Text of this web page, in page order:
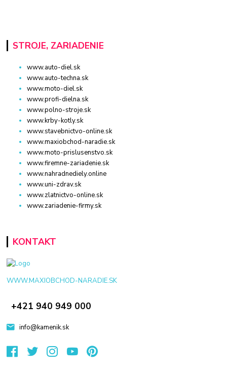
STROJE, ZARIADENIE
www.auto-diel.sk
www.auto-techna.sk
www.moto-diel.sk
www.profi-dielna.sk
www.polno-stroje.sk
www.krby-kotly.sk
www.stavebnictvo-online.sk
www.maxiobchod-naradie.sk
www.moto-prislusenstvo.sk
www.firemne-zariadenie.sk
www.nahradnediely.online
www.uni-zdrav.sk
www.zlatnictvo-online.sk
www.zariadenie-firmy.sk
KONTAKT
WWW.MAXIOBCHOD-NARADIE.SK
+421 940 949 000
info@kamenik.sk